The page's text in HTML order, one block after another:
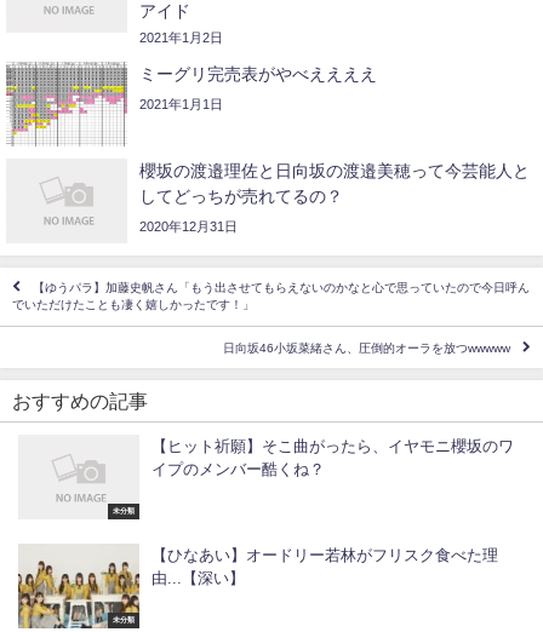
アイド
2021年1月2日
ミーグリ完売表がやべええええ
2021年1月1日
櫻坂の渡邉理佐と日向坂の渡邉美穂って今芸能人と
してどっちが売れてるの？
2020年12月31日
【ゆうパラ】加藤史帆さん「もう出させてもらえないのかなと心で思っていたので今日呼ん
でいただけたことも凄く嬉しかったです！」
日向坂46小坂菜緒さん、圧倒的オーラを放つwwwww
おすすめの記事
未分類
【ヒット祈願】そこ曲がったら、イヤモニ櫻坂のワ
イプのメンバー酷くね？
未分類
【ひなあい】オードリー若林がフリスク食べた理
由...【深い】